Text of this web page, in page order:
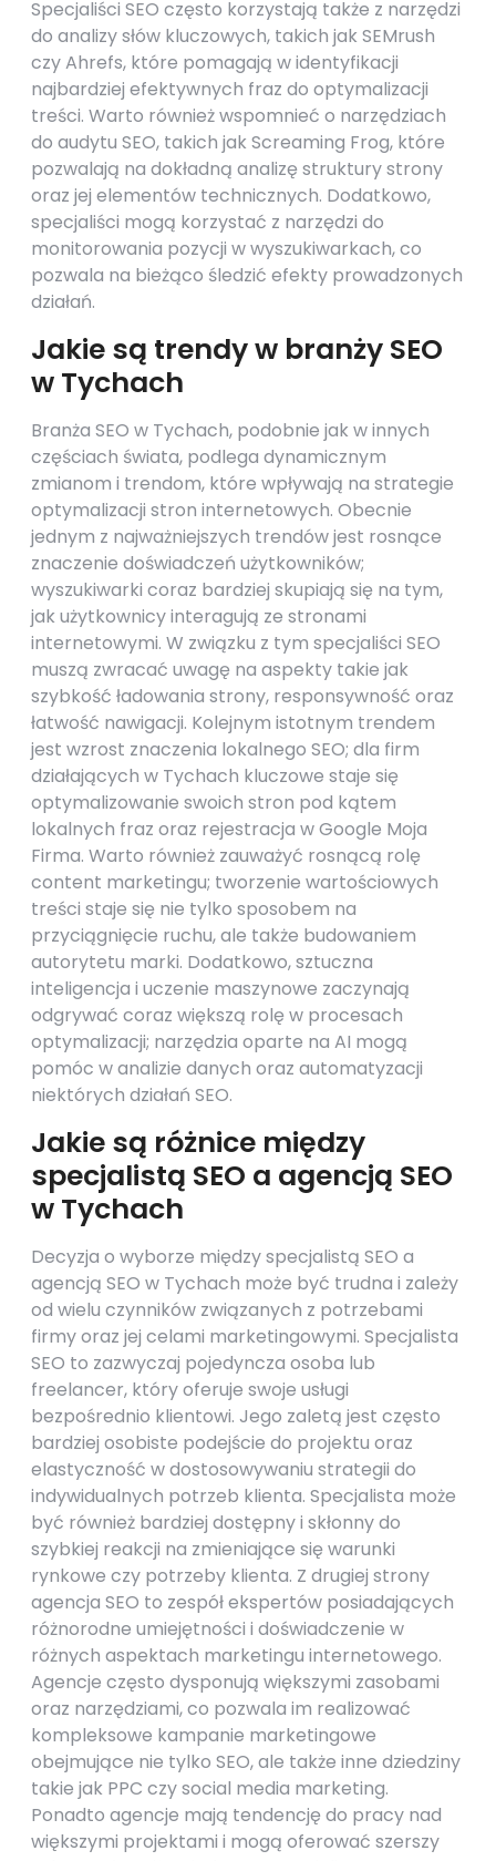
Specjaliści SEO często korzystają także z narzędzi
do analizy słów kluczowych, takich jak SEMrush
czy Ahrefs, które pomagają w identyfikacji
najbardziej efektywnych fraz do optymalizacji
treści. Warto również wspomnieć o narzędziach
do audytu SEO, takich jak Screaming Frog, które
pozwalają na dokładną analizę struktury strony
oraz jej elementów technicznych. Dodatkowo,
specjaliści mogą korzystać z narzędzi do
monitorowania pozycji w wyszukiwarkach, co
pozwala na bieżąco śledzić efekty prowadzonych
działań.
Jakie są trendy w branży SEO
w Tychach
Branża SEO w Tychach, podobnie jak w innych
częściach świata, podlega dynamicznym
zmianom i trendom, które wpływają na strategie
optymalizacji stron internetowych. Obecnie
jednym z najważniejszych trendów jest rosnące
znaczenie doświadczeń użytkowników;
wyszukiwarki coraz bardziej skupiają się na tym,
jak użytkownicy interagują ze stronami
internetowymi. W związku z tym specjaliści SEO
muszą zwracać uwagę na aspekty takie jak
szybkość ładowania strony, responsywność oraz
łatwość nawigacji. Kolejnym istotnym trendem
jest wzrost znaczenia lokalnego SEO; dla firm
działających w Tychach kluczowe staje się
optymalizowanie swoich stron pod kątem
lokalnych fraz oraz rejestracja w Google Moja
Firma. Warto również zauważyć rosnącą rolę
content marketingu; tworzenie wartościowych
treści staje się nie tylko sposobem na
przyciągnięcie ruchu, ale także budowaniem
autorytetu marki. Dodatkowo, sztuczna
inteligencja i uczenie maszynowe zaczynają
odgrywać coraz większą rolę w procesach
optymalizacji; narzędzia oparte na AI mogą
pomóc w analizie danych oraz automatyzacji
niektórych działań SEO.
Jakie są różnice między
specjalistą SEO a agencją SEO
w Tychach
Decyzja o wyborze między specjalistą SEO a
agencją SEO w Tychach może być trudna i zależy
od wielu czynników związanych z potrzebami
firmy oraz jej celami marketingowymi. Specjalista
SEO to zazwyczaj pojedyncza osoba lub
freelancer, który oferuje swoje usługi
bezpośrednio klientowi. Jego zaletą jest często
bardziej osobiste podejście do projektu oraz
elastyczność w dostosowywaniu strategii do
indywidualnych potrzeb klienta. Specjalista może
być również bardziej dostępny i skłonny do
szybkiej reakcji na zmieniające się warunki
rynkowe czy potrzeby klienta. Z drugiej strony
agencja SEO to zespół ekspertów posiadających
różnorodne umiejętności i doświadczenie w
różnych aspektach marketingu internetowego.
Agencje często dysponują większymi zasobami
oraz narzędziami, co pozwala im realizować
kompleksowe kampanie marketingowe
obejmujące nie tylko SEO, ale także inne dziedziny
takie jak PPC czy social media marketing.
Ponadto agencje mają tendencję do pracy nad
większymi projektami i mogą oferować szerszy